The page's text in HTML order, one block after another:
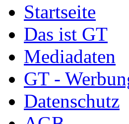
Startseite
Das ist GT
Mediadaten
GT -
Datenschutz